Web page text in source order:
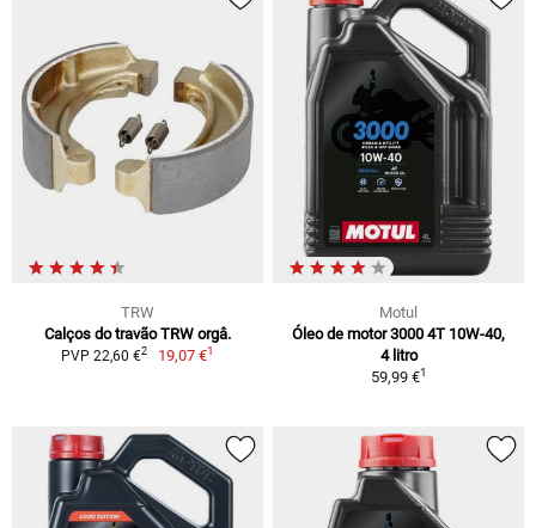
TRW
Calços do travão TRW orgâ.
PVP 22,60 €2 19,07 €1
Motul
Óleo de motor 3000 4T 10W-40,
4 litro
59,99 €1